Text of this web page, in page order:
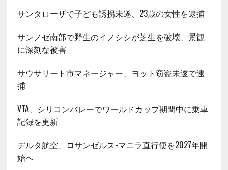
サンタローザで子ども誘拐未遂、23歳の女性を逮捕
サンノゼ南部で野生のイノシシが芝生を破壊、景観
に深刻な被害
サウサリート市マネージャー、ヨット窃盗未遂で逮
捕
VTA、シリコンバレーでワールドカップ期間中に乗車
記録を更新
デルタ航空、ロサンゼルス-マニラ直行便を2027年開
始へ